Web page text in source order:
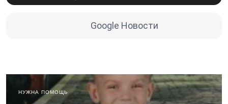
Google Новости
НУЖНА ПОМОЩЬ